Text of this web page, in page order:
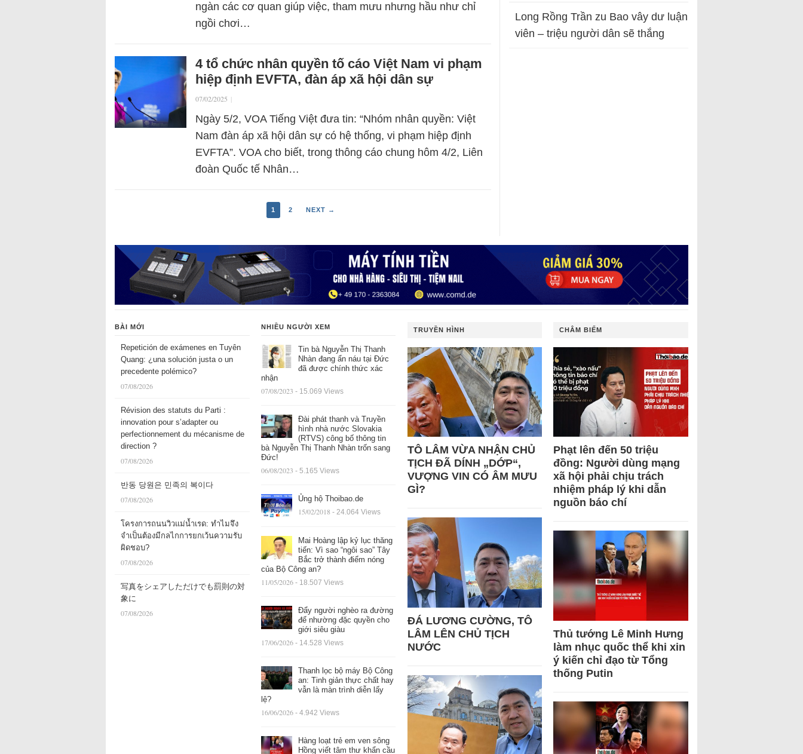
ngàn các cơ quan giúp việc, tham mưu nhưng hầu như chỉ
ngồi chơi…
4 tổ chức nhân quyền tố cáo Việt Nam vi phạm
hiệp định EVFTA, đàn áp xã hội dân sự
07/02/2025 |
Ngày 5/2, VOA Tiếng Việt đưa tin: “Nhóm nhân quyền: Việt
Nam đàn áp xã hội dân sự có hệ thống, vi phạm hiệp định
EVFTA”. VOA cho biết, trong thông cáo chung hôm 4/2, Liên
đoàn Quốc tế Nhân…
1 2 NEXT →
Long Rồng Trần zu Bao vây dư luận
viên – triệu người dân sẽ thắng
BÀI MỚI
Repetición de exámenes en Tuyên
Quang: ¿una solución justa o un
precedente polémico?
07/08/2026
Révision des statuts du Parti :
innovation pour s’adapter ou
perfectionnement du mécanisme de
direction ?
07/08/2026
반동 당원은 민족의 복이다
07/08/2026
โครงการถนนวิวแม่น้ำเรด: ทำไมจึง
จำเป็นต้องมีกลไกการยกเว้นความรับ
ผิดชอบ?
07/08/2026
写真をシェアしただけでも罰則の対
象に
07/08/2026
NHIỀU NGƯỜI XEM
Tin bà Nguyễn Thị Thanh
Nhàn đang ẩn náu tại Đức
đã được chính thức xác
nhận
07/08/2023 - 15.069 Views
Đài phát thanh và Truyền
hình nhà nước Slovakia
(RTVS) công bố thông tin
bà Nguyễn Thị Thanh Nhàn trốn sang
Đức!
06/08/2023 - 5.165 Views
Ủng hộ Thoibao.de
15/02/2018 - 24.064 Views
Mai Hoàng lập kỷ lục thăng
tiến: Vì sao “ngôi sao” Tây
Bắc trở thành điểm nóng
của Bộ Công an?
11/05/2026 - 18.507 Views
Đẩy người nghèo ra đường
để nhường đặc quyền cho
giới siêu giàu
17/06/2026 - 14.528 Views
Thanh lọc bộ máy Bộ Công
an: Tinh giản thực chất hay
vẫn là màn trình diễn lấy
lệ?
16/06/2026 - 4.942 Views
Hàng loạt trẻ em ven sông
Hồng viết tâm thư khẩn cầu
TRUYỀN HÌNH
TÔ LÂM VỪA NHẬN CHỦ
TỊCH ĐÃ DÍNH „DỚP“,
VƯỢNG VIN CÓ ÂM MƯU
GÌ?
ĐÁ LƯƠNG CƯỜNG, TÔ
LÂM LÊN CHỦ TỊCH
NƯỚC
CHÂM BIẾM
Phạt lên đến 50 triệu
đồng: Người dùng mạng
xã hội phải chịu trách
nhiệm pháp lý khi dẫn
nguồn báo chí
Thủ tướng Lê Minh Hưng
làm nhục quốc thể khi xin
ý kiến chỉ đạo từ Tổng
thống Putin